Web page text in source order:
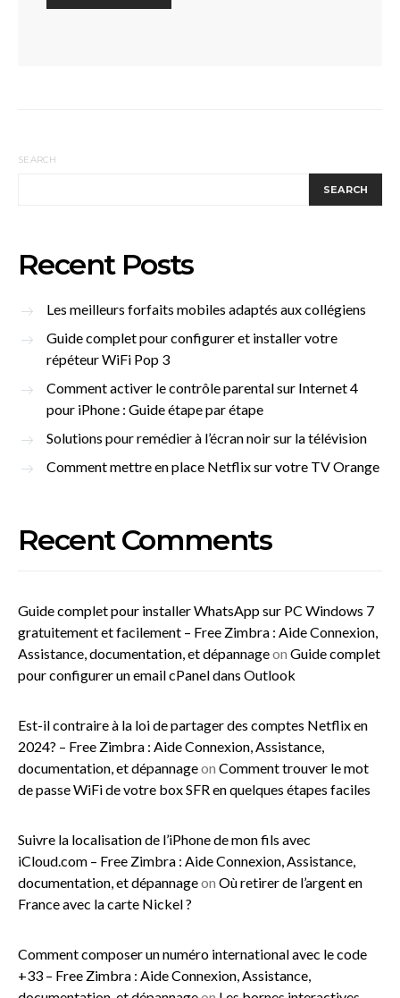
SEARCH
SEARCH
Recent Posts
Les meilleurs forfaits mobiles adaptés aux collégiens
Guide complet pour configurer et installer votre
répéteur WiFi Pop 3
Comment activer le contrôle parental sur Internet 4
pour iPhone : Guide étape par étape
Solutions pour remédier à l’écran noir sur la télévision
Comment mettre en place Netflix sur votre TV Orange
Recent Comments
Guide complet pour installer WhatsApp sur PC Windows 7
gratuitement et facilement – Free Zimbra : Aide Connexion,
Assistance, documentation, et dépannageon Guide complet
pour configurer un email cPanel dans Outlook
Est-il contraire à la loi de partager des comptes Netflix en
2024? – Free Zimbra : Aide Connexion, Assistance,
documentation, et dépannageon Comment trouver le mot
de passe WiFi de votre box SFR en quelques étapes faciles
Suivre la localisation de l’iPhone de mon fils avec
iCloud.com – Free Zimbra : Aide Connexion, Assistance,
documentation, et dépannageon Où retirer de l’argent en
France avec la carte Nickel ?
Comment composer un numéro international avec le code
+33 – Free Zimbra : Aide Connexion, Assistance,